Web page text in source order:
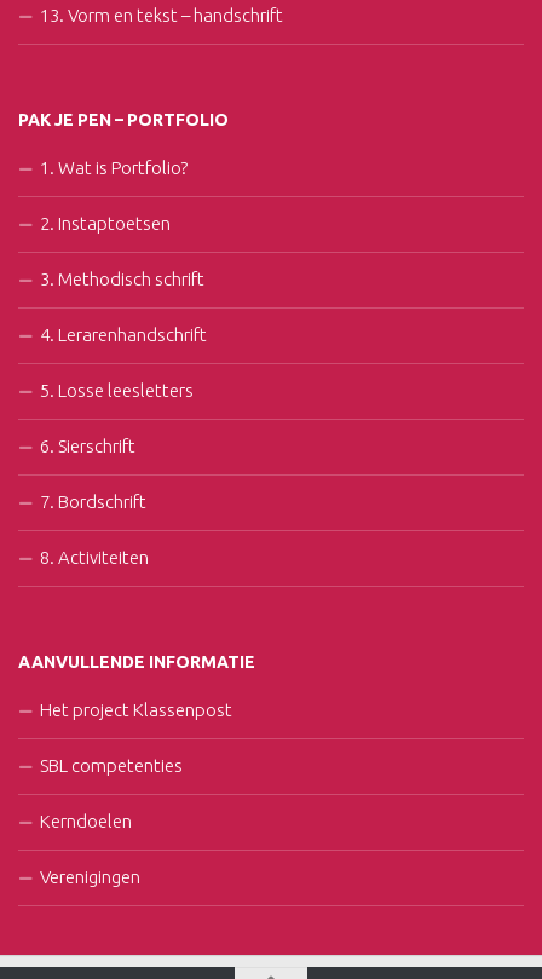
13. Vorm en tekst – handschrift
PAK JE PEN – PORTFOLIO
1. Wat is Portfolio?
2. Instaptoetsen
3. Methodisch schrift
4. Lerarenhandschrift
5. Losse leesletters
6. Sierschrift
7. Bordschrift
8. Activiteiten
AANVULLENDE INFORMATIE
Het project Klassenpost
SBL competenties
Kerndoelen
Verenigingen